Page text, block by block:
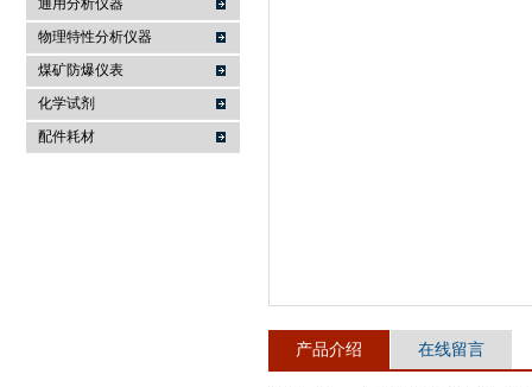
通用分析仪器
物理特性分析仪器
煤矿防爆仪表
化学试剂
配件耗材
产品介绍 在线留言